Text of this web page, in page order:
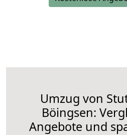
Umzug von
Böingsen:
Angebote und